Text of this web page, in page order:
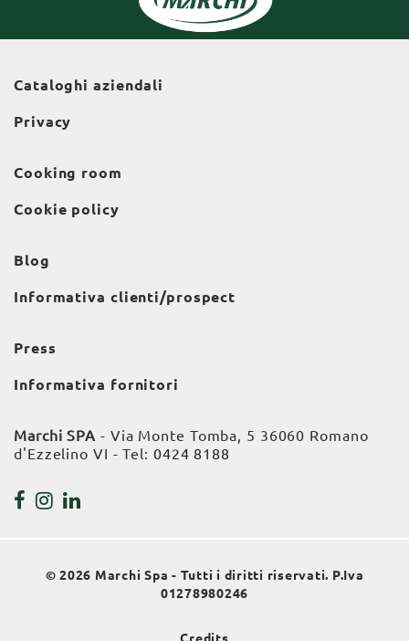
Cataloghi aziendali
Privacy
Cooking room
Cookie policy
Blog
Informativa clienti/prospect
Press
Informativa fornitori
Marchi SPA - Via Monte Tomba, 5 36060 Romano
d'Ezzelino VI - Tel: 0424 8188
© 2026 Marchi Spa - Tutti i diritti riservati. P.Iva
01278980246